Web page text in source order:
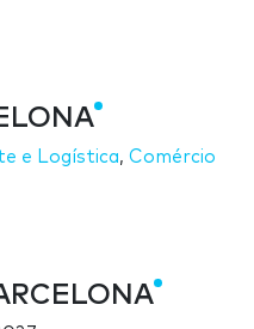
e Logística, Comércio